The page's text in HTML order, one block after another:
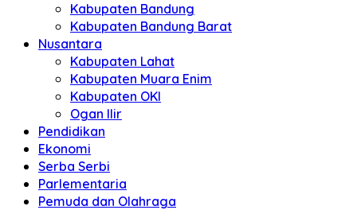
Kabupaten Bandung
Kabupaten Bandung Barat
Nusantara
Kabupaten Lahat
Kabupaten Muara Enim
Kabupaten OKI
Ogan Ilir
Pendidikan
Ekonomi
Serba Serbi
Parlementaria
Pemuda dan Olahraga